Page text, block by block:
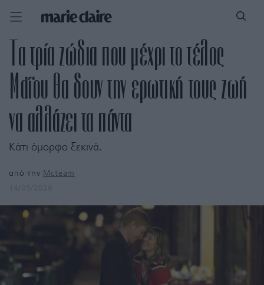
Τα τρία ζώδια που μέχρι το τέλος
Μαΐου θα δουν την ερωτική τους ζωή
να αλλάζει τα πάντα
Κάτι όμορφο ξεκινά.
από την Mcteam